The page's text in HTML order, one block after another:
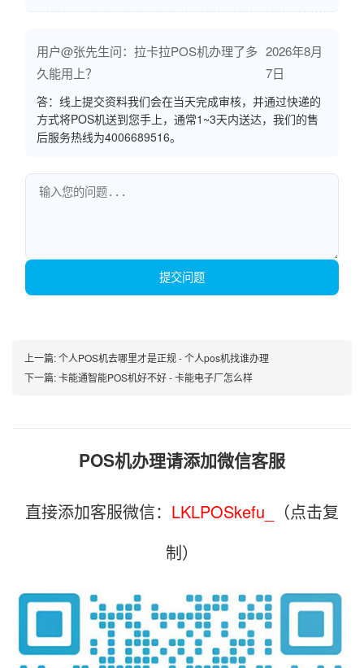
用户@张先生问：拉卡拉POS机办理了多
久能用上？
2026年8月
7日
答：线上提交资料我们会在当天完成审核，并通过快递的
方式将POS机送到您手上，通常1~3天内送达，我们的售
后服务热线为4006689516。
提交问题
上一篇:个人POS机去哪里才是正规 - 个人pos机找谁办理
下一篇:卡能通智能POS机好不好 - 卡能电子厂怎么样
POS机办理请添加微信客服
直接添加客服微信： LKLPOSkefu_
（点击复
制）